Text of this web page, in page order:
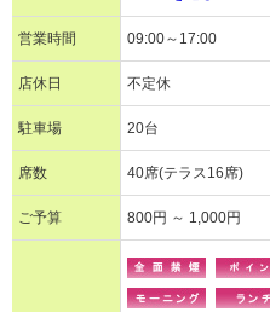
営業時間 09:00～17:00
店休日 不定休
駐車場 20台
席数 40席(テラス16席)
ご予算 800円 ～ 1,000円